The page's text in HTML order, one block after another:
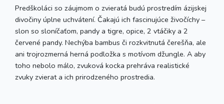
Predškoláci so záujmom o zvieratá budú prostredím ázijskej
divočiny úplne uchvátení. Čakajú ich fascinujúce živočíchy –
slon so sloníčaťom, pandy a tigre, opice, 2 vtáčiky a 2
červené pandy. Nechýba bambus či rozkvitnutá čerešňa, ale
ani trojrozmerná herná podložka s motívom džungle. A aby
toho nebolo málo, zvuková kocka prehráva realistické
zvuky zvierat a ich prirodzeného prostredia.